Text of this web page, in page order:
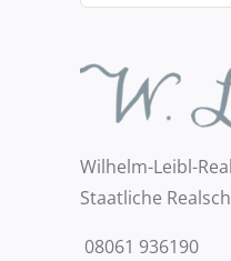
Wilhelm-Leibl-
Staatliche
08061 936190